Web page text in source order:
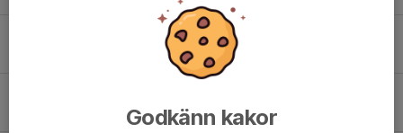
Ingen träning ikväll 12/12
0
14 okt 2022 0
Godkänn kakor